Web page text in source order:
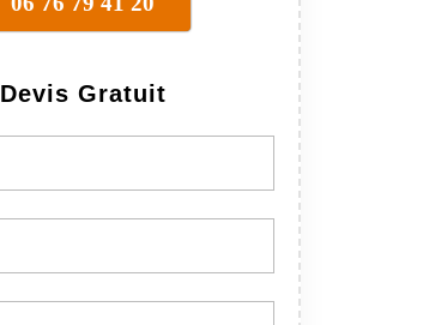
Devis Gratuit